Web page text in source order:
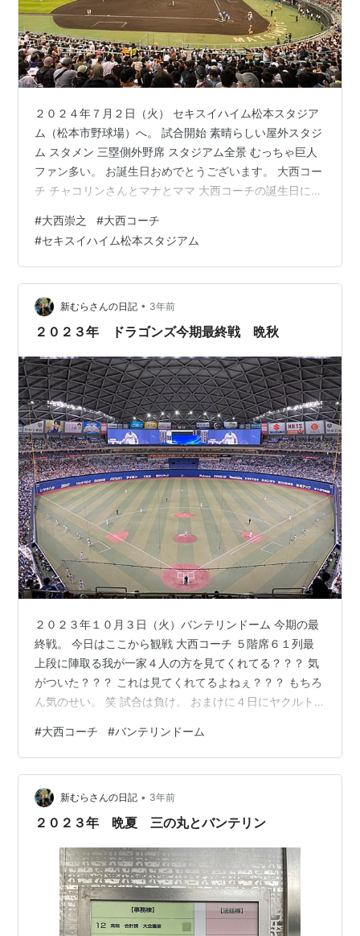
２０２４年７月２日（火） セキスイハイム松本スタジア
ム（松本市野球場）へ。 試合開始 素晴らしい屋外スタジ
ム スタメン 三塁側外野席 スタジアム全景 むっちゃ巨人
ファン多い。 お誕生日おめでとうございます。 大西コー
チ チャコリンさんとマナとママ 大西コーチの誕生日に勝
夏！！ 盛夏！！ ２０２３年盛夏 ３ - 新むらさんの日記
#大西崇之 #大西コーチ
#セキスイハイム松本スタジアム
新むらさんの日記 • 3年前
２０２３年 ドラゴンズ今期最終戦 晩秋
２０２３年１０月３日（火）バンテリンドーム 今期の最
終戦。 今日はここから観戦 大西コーチ ５階席６１列最
上段に陣取る我が一家４人の方を見てくれてる？？？ 気
がついた？？？ これは見てくれてるよねぇ？？？ もちろ
ん気のせい。 笑 試合は負け。 おまけに４日にヤクルト
た。 最終戦セレモニー 反撃の準備を秋から。 前へ進ん
で。 １１時過ぎ、雨に打たれながらＡＰＡ！！ 笑 〇え
っちゃん、雨の深夜、ポール上がるまでお付き合いいた
だき感謝！です。 来期も一緒に、京田と井端応援しまし
ょう、そうしましょう。 〇チャコリンさん、来年も関東
#大西コーチ #バンテリンドーム
新むらさんの日記 • 3年前
２０２３年 晩夏 三の丸とバンテリン